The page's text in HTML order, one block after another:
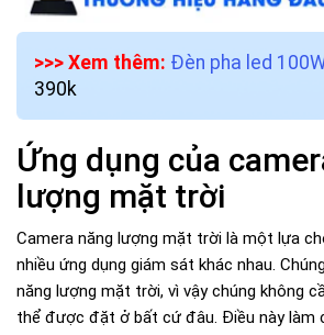
>>> Xem thêm: Đèn pha led
390k
Ứng dụng của
lượng mặt trời
Camera năng lượng mặt trời là một lựa
nhiều ứng dụng giám sát khác nhau.
năng lượng mặt trời, vì vậy chúng không
thể được đặt ở bất cứ đâu. Điều này làm